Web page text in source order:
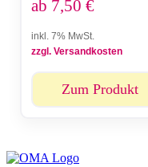
ab 7,50 €
inkl. 7% MwSt.
zzgl. Versandkosten
Zum Produkt